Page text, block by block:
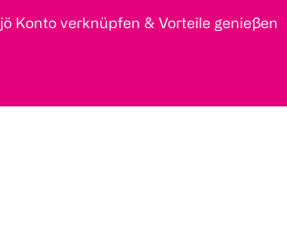
jö Konto verknüpfen & Vorteile genießen